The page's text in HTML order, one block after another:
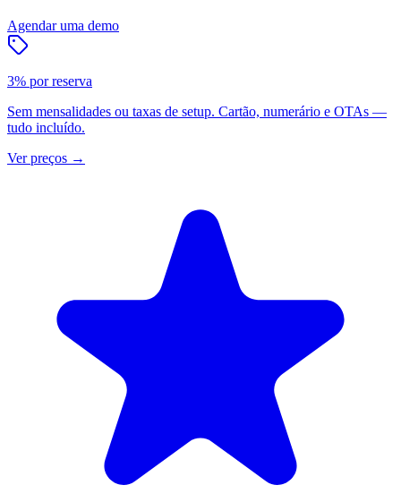
Agendar uma demo
3% por reserva
Sem mensalidades ou taxas de setup. Cartão, numerário e OTAs —
tudo incluído.
Ver preços →